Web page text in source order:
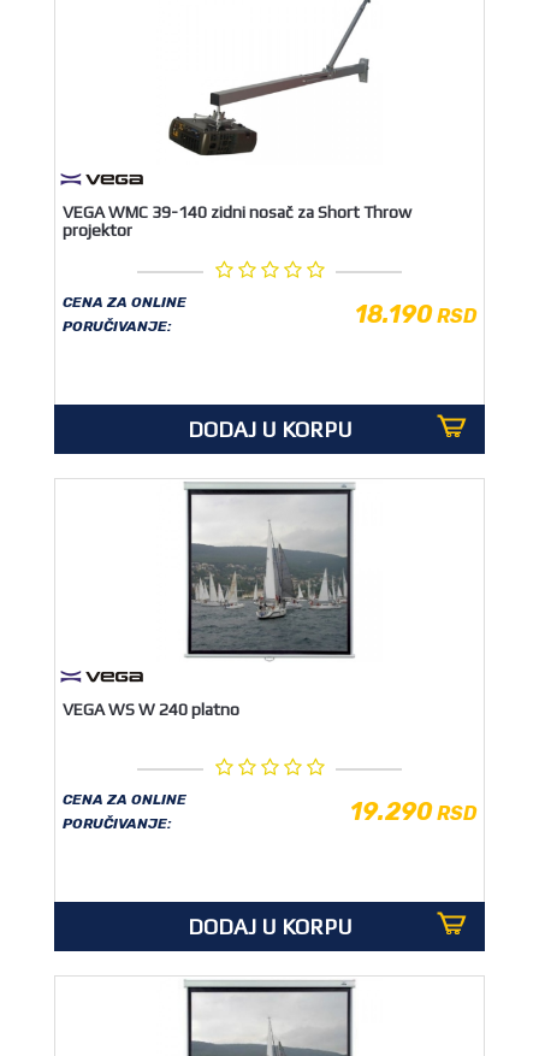
VEGA WMC 39-140 zidni nosač za Short Throw
projektor
CENA ZA ONLINE
PORUČIVANJE:
18.190RSD
DODAJ U KORPU
VEGA WS W 240 platno
CENA ZA ONLINE
PORUČIVANJE:
19.290RSD
DODAJ U KORPU